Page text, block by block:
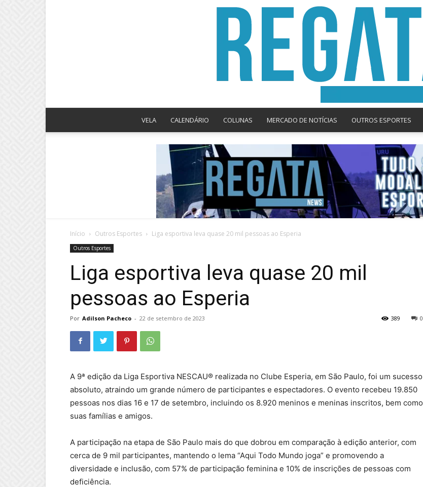
News
VELA CALENDÁRIO COLUNAS MERCADO DE NOTÍCIAS OUTROS ESPORTES
Início Outros Esportes Liga esportiva leva quase 20 mil pessoas ao Esperia
Outros Esportes
Liga esportiva leva quase 20 mil
pessoas ao Esperia
Por Adilson Pacheco - 22 de setembro de 2023 0
389
A 9ª edição da Liga Esportiva NESCAU® realizada no Clube Esperia, em São Paulo, foi um sucesso
absoluto, atraindo um grande número de participantes e espectadores. O evento recebeu 19.850
pessoas nos dias 16 e 17 de setembro, incluindo os 8.920 meninos e meninas inscritos, bem como
suas famílias e amigos.
A participação na etapa de São Paulo mais do que dobrou em comparação à edição anterior, com
cerca de 9 mil participantes, mantendo o lema “Aqui Todo Mundo joga” e promovendo a
diversidade e inclusão, com 57% de participação feminina e 10% de inscrições de pessoas com
deficiência.